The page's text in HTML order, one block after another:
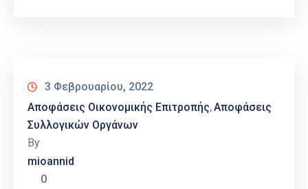
3 Φεβρουαρίου, 2022
Αποφάσεις Οικονομικής Επιτροπής‚Αποφάσεις
Συλλογικών Οργάνων
By
mioannid
0